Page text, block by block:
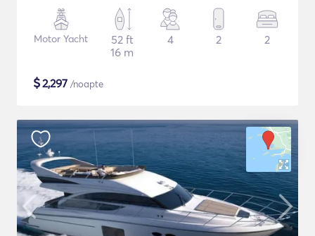
Motor Yacht
52 ft
16 m
4 2 2
$2,297 /noapte